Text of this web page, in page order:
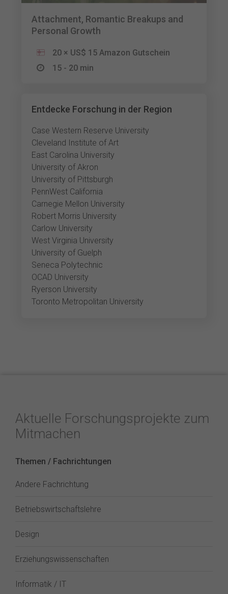
Attachment, Romantic Breakups and
Personal Growth
20 × US$ 15 Amazon Gutschein
15 - 20 min
Entdecke Forschung in der Region
Case Western Reserve University
Cleveland Institute of Art
East Carolina University
University of Akron
University of Pittsburgh
PennWest California
Carnegie Mellon University
Robert Morris University
Carlow University
West Virginia University
University of Guelph
Seneca Polytechnic
OCAD University
Ryerson University
Toronto Metropolitan University
Aktuelle Forschungsprojekte zum
Mitmachen
Themen / Fachrichtungen
Andere Fachrichtung
Betriebswirtschaftslehre
Design
Erziehungswissenschaften
Informatik / IT